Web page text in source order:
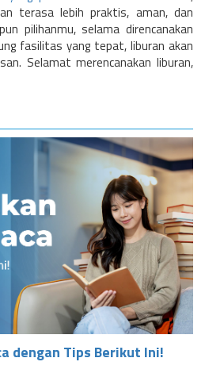
terasa lebih praktis, aman, dan
pilihanmu, selama direncanakan
fasilitas yang tepat, liburan akan
Selamat merencanakan liburan,
dengan Tips Berikut Ini!